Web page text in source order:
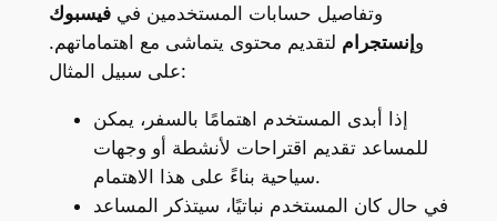
وتفاصيل حسابات المستخدمين فيفيسبوك
وإنستجرام لتقديم محتوى يتماشى مع اهتماماتهم.
على سبيل المثال:
إذا أبدى المستخدم اهتمامًا بالسفر، يمكن
للمساعد تقديم اقتراحات لأنشطة أو وجهات
سياحية بناءً على هذا الاهتمام.
في حال كان المستخدم نباتيًا، سيتذكر المساعد